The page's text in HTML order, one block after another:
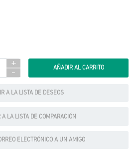
+
-
A LA LISTA DE DESEOS
A LA LISTA DE COMPARACIÓN
ELECTRÓNICO A UN AMIGO